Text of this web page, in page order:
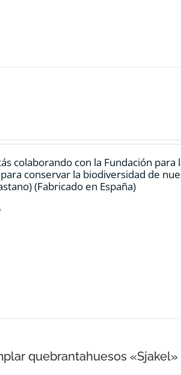
colaborando con la Fundación
conservar la biodiversidad de
(Fabricado en España)
quebrantahuesos «Sjakel»